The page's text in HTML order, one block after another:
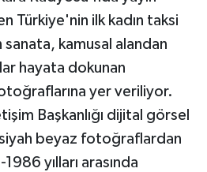
Türkiye'nin ilk kadın taksi
kamusal alandan
hayata dokunan
fotoğraflarına yer veriliyor.
Başkanlığı dijital görsel
beyaz fotoğraflardan
yılları arasında